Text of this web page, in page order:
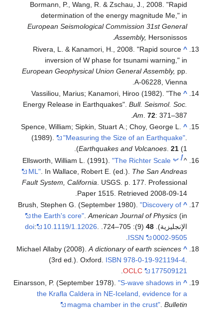
Bormann, P., Wang, R. & Zschau, J., 2008. "Rapid
determination of the energy magnitude Me," in
European Seismological Commission 31st General
Assembly, Hersonissos.
^
Rivera, L. & Kanamori, H., 2008. "Rapid source
inversion of W phase for tsunami warning," in
European Geophysical Union General Assembly, pp.
A-06228, Vienna.
^
Vassiliou, Marius; Kanamori, Hiroo (1982). "The
Energy Release in Earthquakes".Bull. Seismol. Soc.
Am .72 : 371–387.
^
Spence, William; Sipkin, Stuart A.; Choy, George L.
(1989).
"Measuring the Size of an Earthquake"
Earthquakes and Volcanoes .21(1).
^أ ب Ellsworth, William L. (1991)."The Richter Scale
ML" . In Wallace, Robert E. (ed.).The San Andreas
Fault System, California
. USGS. p. 177. Professional
Paper 1515 . Retrieved2008-09-14
.
^
Brush, Stephen G. (September 1980)."Discovery of
the Earth's core" .American Journal of Physics(in
الإنجليزية). 48
(9): 705–724.
doi: 10.1119/1.12026
ISSN
0002-9505
.
^
Michael Allaby (2008).A dictionary of earth sciences
(3rd ed.). Oxford.ISBN 978-0-19-921194-4
OCLC
177509121
.
^
Einarsson, P. (September 1978)."S-wave shadows in
the Krafla Caldera in NE-Iceland, evidence for a
magma chamber in the crust" .Bulletin